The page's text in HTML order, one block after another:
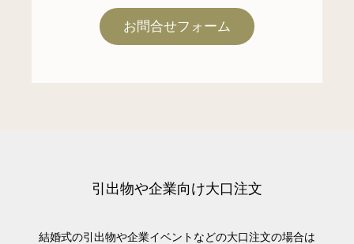
お問合せフォーム
引出物や企業向け大口注文
結婚式の引出物や企業イベントなどの大口注文の場合は